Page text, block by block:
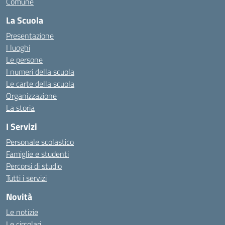
La Scuola
Presentazione
I luoghi
Le persone
I numeri della scuola
Le carte della scuola
Organizzazione
La storia
I Servizi
Personale scolastico
Famiglie e studenti
Percorsi di studio
Tutti i servizi
Novità
Le notizie